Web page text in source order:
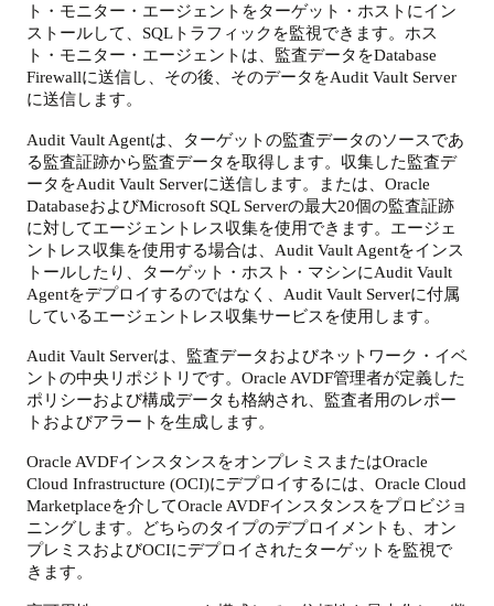
ト・モニター・エージェントをターゲット・ホストにイン
ストールして、SQLトラフィックを監視できます。ホス
ト・モニター・エージェントは、監査データをDatabase
Firewallに送信し、その後、そのデータをAudit Vault Server
に送信します。
Audit Vault Agentは、ターゲットの監査データのソースであ
る監査証跡から監査データを取得します。収集した監査デ
ータをAudit Vault Serverに送信します。または、Oracle
DatabaseおよびMicrosoft SQL Serverの最大20個の監査証跡
に対してエージェントレス収集を使用できます。エージェ
ントレス収集を使用する場合は、Audit Vault Agentをインス
トールしたり、ターゲット・ホスト・マシンにAudit Vault
Agentをデプロイするのではなく、Audit Vault Serverに付属
しているエージェントレス収集サービスを使用します。
Audit Vault Serverは、監査データおよびネットワーク・イベ
ントの中央リポジトリです。Oracle AVDF管理者が定義した
ポリシーおよび構成データも格納され、監査者用のレポー
トおよびアラートを生成します。
Oracle AVDFインスタンスをオンプレミスまたはOracle
Cloud Infrastructure (OCI)にデプロイするには、Oracle Cloud
Marketplaceを介してOracle AVDFインスタンスをプロビジョ
ニングします。どちらのタイプのデプロイメントも、オン
プレミスおよびOCIにデプロイされたターゲットを監視で
きます。